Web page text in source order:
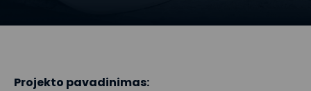
Projekto pavadinimas: